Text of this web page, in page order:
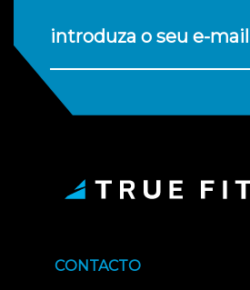
introduza o seu e-mail
CONTACTO